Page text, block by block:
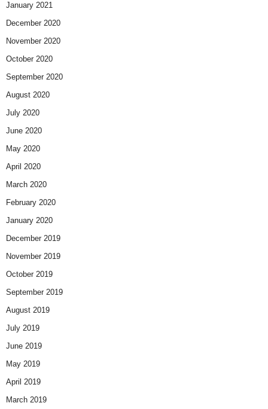
January 2021
December 2020
November 2020
October 2020
September 2020
August 2020
July 2020
June 2020
May 2020
April 2020
March 2020
February 2020
January 2020
December 2019
November 2019
October 2019
September 2019
August 2019
July 2019
June 2019
May 2019
April 2019
March 2019